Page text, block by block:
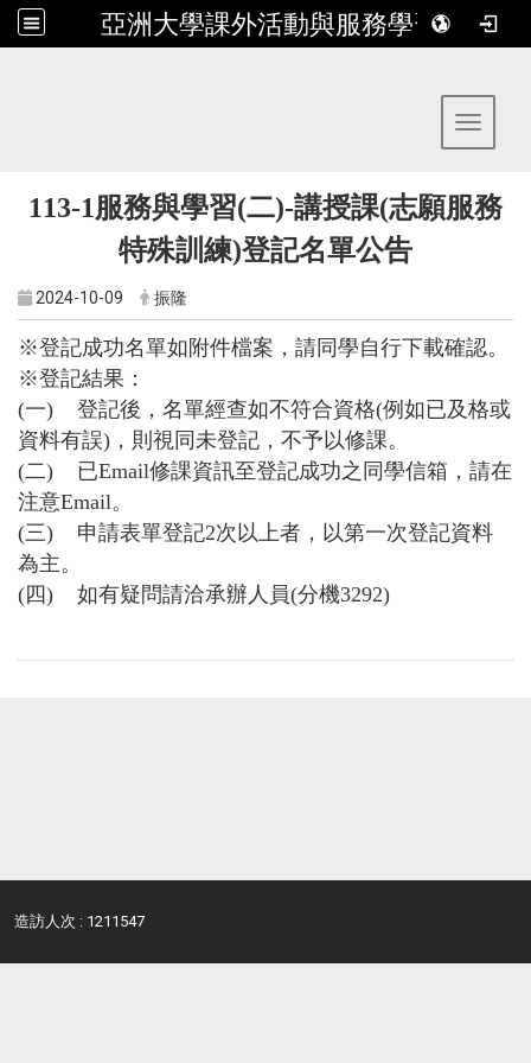
亞洲大學課外活動與服務學習組
Toggle
113-1服務與學習(二)-講授課(志願服務
特殊訓練)登記名單公告
2024-10-09 振隆
※登記成功名單如附件檔案，請同學自行下載確認。
※登記結果：
(一) 登記後，名單經查如不符合資格(例如已及格或
資料有誤)，則視同未登記，不予以修課。
(二) 已Email修課資訊至登記成功之同學信箱，請在
注意Email。
(三) 申請表單登記2次以上者，以第一次登記資料
為主。
(四) 如有疑問請洽承辦人員(分機3292)
造訪人次 : 1211547